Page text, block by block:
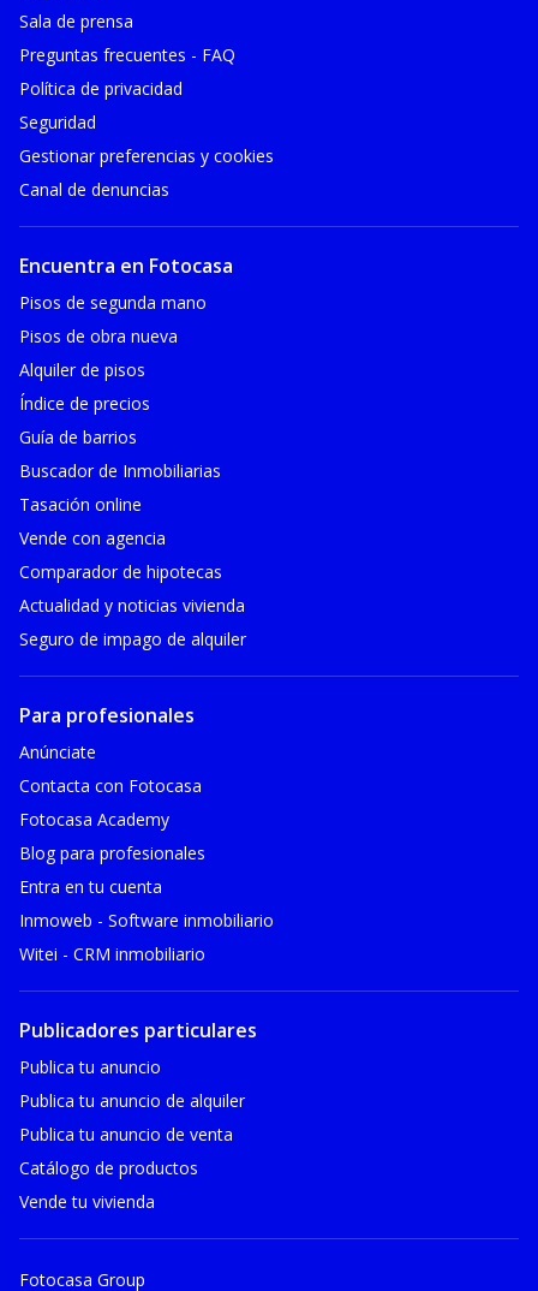
Sala de prensa
Preguntas frecuentes - FAQ
Política de privacidad
Seguridad
Gestionar preferencias y cookies
Canal de denuncias
Encuentra en Fotocasa
Pisos de segunda mano
Pisos de obra nueva
Alquiler de pisos
Índice de precios
Guía de barrios
Buscador de Inmobiliarias
Tasación online
Vende con agencia
Comparador de hipotecas
Actualidad y noticias vivienda
Seguro de impago de alquiler
Para profesionales
Anúnciate
Contacta con Fotocasa
Fotocasa Academy
Blog para profesionales
Entra en tu cuenta
Inmoweb - Software inmobiliario
Witei - CRM inmobiliario
Publicadores particulares
Publica tu anuncio
Publica tu anuncio de alquiler
Publica tu anuncio de venta
Catálogo de productos
Vende tu vivienda
Fotocasa Group